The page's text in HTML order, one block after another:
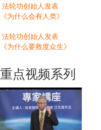
法轮功创始人发表
《为什么会有人类》
法轮功创始人发表
《为什么要救度众生》
重点视频系列